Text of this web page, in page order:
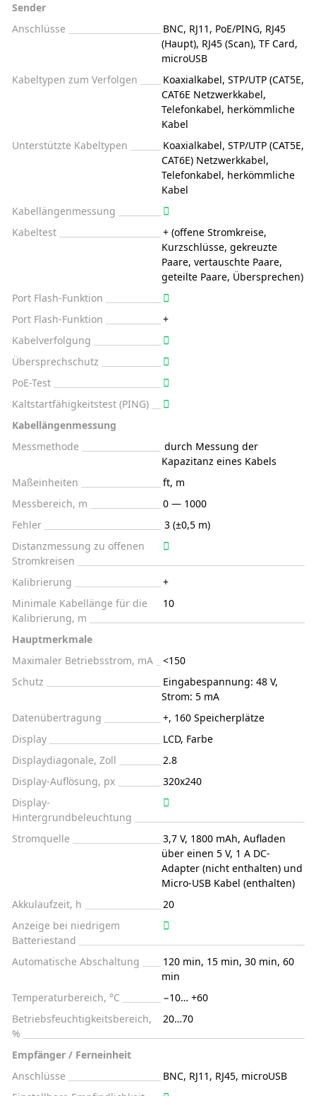
Sender
Anschlüsse
BNC, RJ11, PoE/PING, RJ45
(Haupt), RJ45 (Scan), TF Card,
microUSB
Kabeltypen zum Verfolgen
Koaxialkabel, STP/UTP (CAT5E,
CAT6E Netzwerkkabel,
Telefonkabel, herkömmliche
Kabel
Unterstützte Kabeltypen
Koaxialkabel, STP/UTP (CAT5E,
CAT6E) Netzwerkkabel,
Telefonkabel, herkömmliche
Kabel
Kabellängenmessung
Kabeltest
+ (offene Stromkreise,
Kurzschlüsse, gekreuzte
Paare, vertauschte Paare,
geteilte Paare, Übersprechen)
Port Flash-Funktion
Port Flash-Funktion
+
Kabelverfolgung
Übersprechschutz
PoE-Test
Kaltstartfähigkeitstest (PING)
Kabellängenmessung
Messmethode
durch Messung der
Kapazitanz eines Kabels
Maßeinheiten
ft, m
Messbereich, m
0 — 1000
Fehler
3 (±0,5 m)
Distanzmessung zu offenen
Stromkreisen
Kalibrierung
+
Minimale Kabellänge für die
Kalibrierung, m
10
Hauptmerkmale
Maximaler Betriebsstrom, mA
<150
Schutz
Eingabespannung: 48 V,
Strom: 5 mA
Datenübertragung
+, 160 Speicherplätze
Display
LCD, Farbe
Displaydiagonale, Zoll
2.8
Display-Auflösung, px
320x240
Display-
Hintergrundbeleuchtung
Stromquelle
3,7 V, 1800 mAh, Aufladen
über einen 5 V, 1 A DC-
Adapter (nicht enthalten) und
Micro-USB Kabel (enthalten)
Akkulaufzeit, h
20
Anzeige bei niedrigem
Batteriestand
Automatische Abschaltung
120 min, 15 min, 30 min, 60
min
Temperaturbereich, °C
−10… +60
Betriebsfeuchtigkeitsbereich,
%
20…70
Empfänger / Ferneinheit
Anschlüsse
BNC, RJ11, RJ45, microUSB